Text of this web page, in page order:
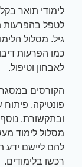
לימודי תואר
לטפל בהפרעות
גיל. מסלול
כמו הפרעות
לאבחון וטיפול.
הקורסים
פונטיקה, פיתוח
ובתקשורת. נוסף
מסלול לימוד
להם ליישם ידע
רכשו בלימודים.